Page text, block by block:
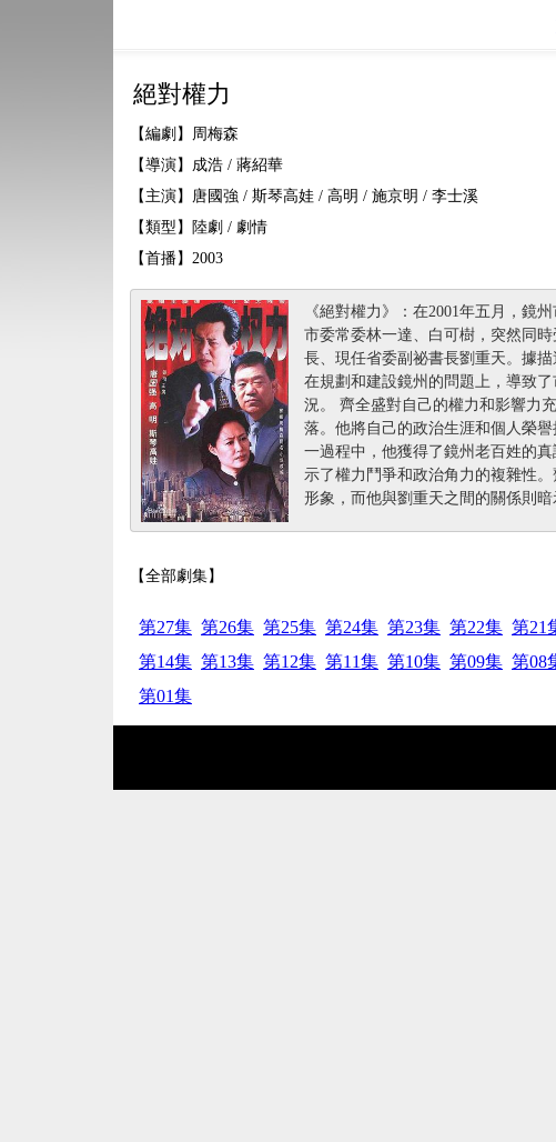
絕對權力
【編劇】周梅森
【導演】成浩 / 蔣紹華
【主演】唐國強 / 斯琴高娃 / 高明 / 施京明 / 李士溪
【類型】陸劇 / 劇情
【首播】2003
《絕對權力》：在2001年五月，鏡
市委常委林一達、白可樹，突然同
長、現任省委副祕書長劉重天。據
在規劃和建設鏡州的問題上，導致
況。 齊全盛對自己的權力和影響力
落。他將自己的政治生涯和個人榮
一過程中，他獲得了鏡州老百姓的
示了權力鬥爭和政治角力的複雜性
形象，而他與劉重天之間的關係則
【全部劇集】
第27集 第26集 第25集 第24集 第23集 第22集 第21
第14集 第13集 第12集 第11集 第10集 第09集 第08
第01集